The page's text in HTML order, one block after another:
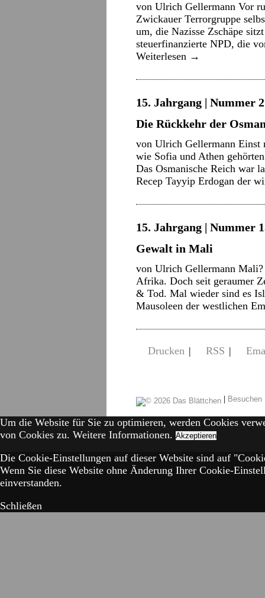
von Ulrich Gellermann Vor
Zwickauer Terrorgruppe
um, die Nazisse Zschäpe
steuerfinanzierte NPD, die
Weiterlesen →
15. Jahrgang | Nummer
Die Rückkehr der
von Ulrich Gellermann Einst
wie Sofia und Athen
Das Osmanische Reich war
Recep Tayyip Erdogan der
15. Jahrgang | Nummer
Gewalt in Mali
von Ulrich Gellermann
Afrika. Doch seit geraumer
& Tod. Mal wieder sind es
Mausoleen der westlichen
Drucken | RSS |
|
Um die Website für Sie zu optimieren, werden Cookies
von Cookies zu. Weitere Informationen. Akzeptieren
Die Cookie-Einstellungen auf dieser Website sind auf
Wenn Sie diese Website ohne Änderung Ihrer Cookie-
einverstanden.
Schließen